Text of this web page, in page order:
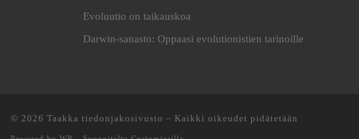
Evoluutio on taikauskoa
Darwin-sanasto: Oppaasi evolutionistien tarinoille
© 2026 Taakka tiedonjakosivusto – Kaikki oikeudet pidätetään